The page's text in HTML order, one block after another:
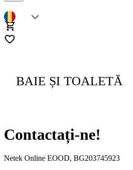
RO
BAIE ȘI TOALETĂ
Contactați-ne!
Netek Online EOOD, BG203745923